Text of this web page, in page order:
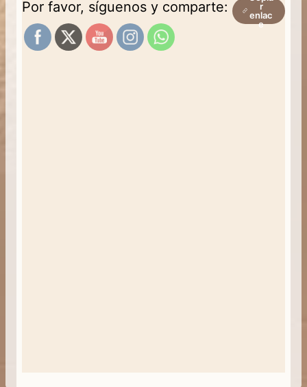
Por favor, síguenos y comparte:
r
enlac
e